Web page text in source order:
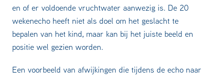
en of er voldoende vruchtwater aanwezig is. De 20
wekenecho heeft niet als doel om het geslacht te
bepalen van het kind, maar kan bij het juiste beeld en
positie wel gezien worden.
Een voorbeeld van afwijkingen die tijdens de echo naar